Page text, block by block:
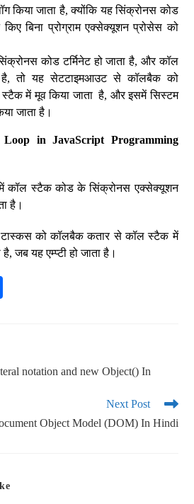
किया जाता है, क्योंकि यह सिंक्रोनस कोड
बिना प्रोग्राम एक्सेक्यूशन प्रोसेस को
कोड टर्मिनेट हो जाता है, और कॉल
है, तो यह सेटटाइमआउट से कॉलबैक को
में मूव किया जाता है, और इसमें सिस्टम
जाता है।
in JavaScript Programming
में कॉल स्टैक कोड के सिंक्रोनस एक्सेक्यूशन
है।
टास्कस को कॉलबैक कतार से कॉल स्टैक में
जब यह एम्प्टी हो जाता है।
notation and new Object() In
Next Post
Object Model (DOM) In Hindi